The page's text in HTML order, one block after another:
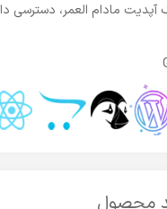
مادام العمر، دسترسی